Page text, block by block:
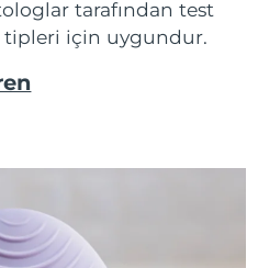
tarafından test
için uygundur.